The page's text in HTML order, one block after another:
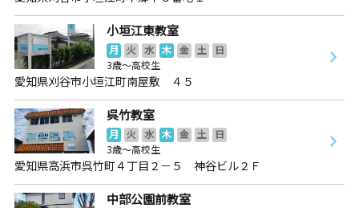
小垣江東教室
月 火 水 木 金 土
日
3歳～高校生
愛知県刈谷市小垣江町南屋敷 ４５
呉竹教室
月 火 水 木 金 土
日
3歳～高校生
愛知県高浜市呉竹町４丁目２－５ 神谷ビル２Ｆ
中部公園前教室